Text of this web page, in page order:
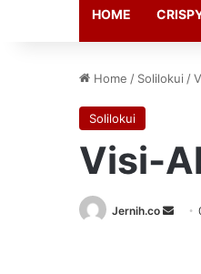
HOME
Home / Solilokui /
Solilokui
Visi-
Jernih.co
Send